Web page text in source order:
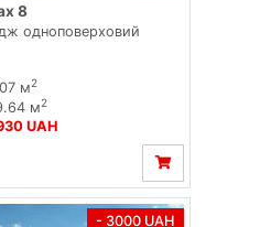
8
одноповерховий
м2
м2
UAH
- 3000 UAH